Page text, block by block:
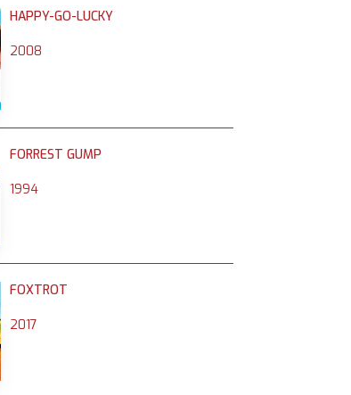
HAPPY-GO-LUCKY
2008
FORREST GUMP
1994
FOXTROT
2017